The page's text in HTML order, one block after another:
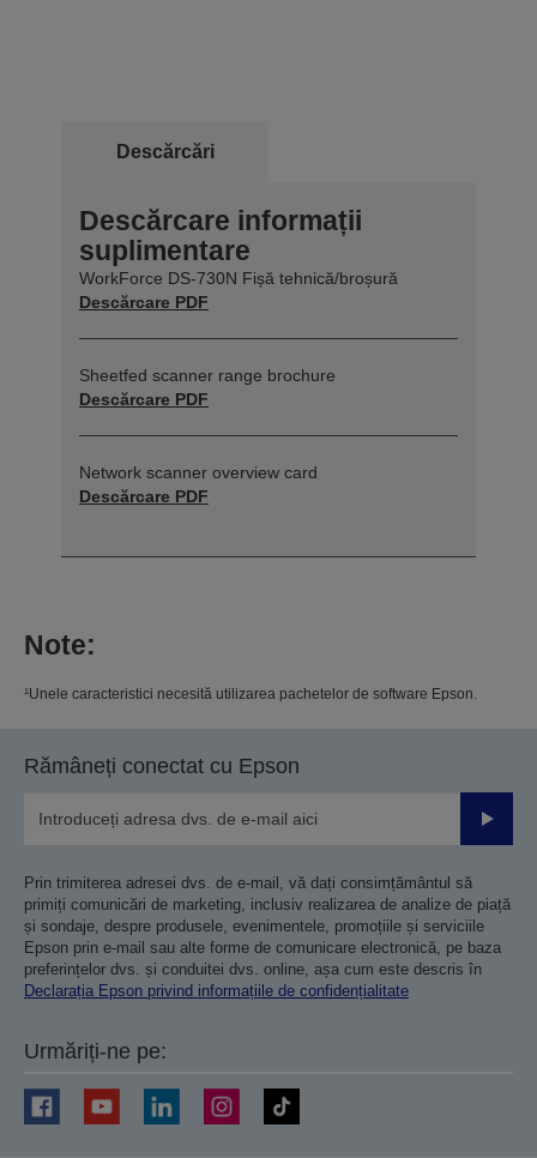
Descărcări
Descărcare informații
suplimentare
WorkForce DS-730N Fișă tehnică/broșură
Descărcare PDF
Sheetfed scanner range brochure
Descărcare PDF
Network scanner overview card
Descărcare PDF
Note:
¹Unele caracteristici necesită utilizarea pachetelor de software Epson.
Rămâneți conectat cu Epson
Prin trimiterea adresei dvs. de e-mail, vă dați consimțământul să
primiți comunicări de marketing, inclusiv realizarea de analize de piață
și sondaje, despre produsele, evenimentele, promoțiile și serviciile
Epson prin e-mail sau alte forme de comunicare electronică, pe baza
preferințelor dvs. și conduitei dvs. online, așa cum este descris în
Declarația Epson privind informațiile de confidențialitate
Urmăriți-ne pe: